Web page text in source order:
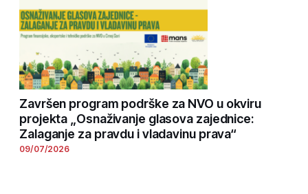
Završen program podrške za NVO u okviru
projekta „Osnaživanje glasova zajednice:
Zalaganje za pravdu i vladavinu prava“
09/07/2026